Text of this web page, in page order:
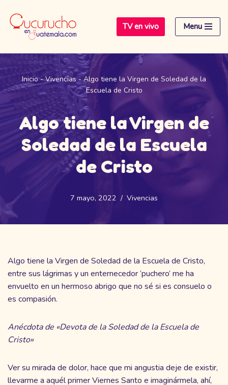
Saltar
contenido
TV en vivo Menu
Inicio-Vivencias-Algo tiene la Virgen de Soledad de la
Escuela de Cristo
Algo tiene la Virgen de
Soledad de la Escuela
de Cristo
7 mayo, 2022 Vivencias
Algo tiene la Virgen de Soledad de la Escuela de Cristo,
entre sus lágrimas y un enternecedor ‘puchero’ me ha
envuelto en un hermoso abrigo que no sé si es consuelo o
es compasión.
Anécdota de «Devota de la Soledad de la Escuela de
Cristo»
Ver su mirada de dolor, hace que mi angustia deje de existir,
llevarme a aquél primer Viernes Santo e imaginármela, ahí,